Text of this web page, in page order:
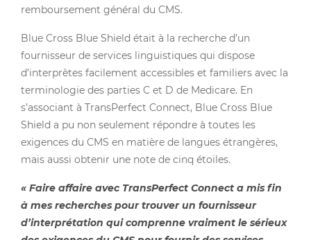
remboursement général du CMS.
Blue Cross Blue Shield était à la recherche d’un
fournisseur de services linguistiques qui dispose
d’interprètes facilement accessibles et familiers avec la
terminologie des parties C et D de Medicare. En
s’associant à TransPerfect Connect, Blue Cross Blue
Shield a pu non seulement répondre à toutes les
exigences du CMS en matière de langues étrangères,
mais aussi obtenir une note de cinq étoiles.
« Faire affaire avec TransPerfect Connect a mis fin
à mes recherches pour trouver un fournisseur
d’interprétation qui comprenne vraiment le sérieux